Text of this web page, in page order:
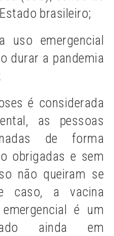
brasileiro;
uso emergencial
durar a pandemia
é considerada
as pessoas
de forma
obrigadas e sem
não queiram se
caso, a vacina
é um
ainda em